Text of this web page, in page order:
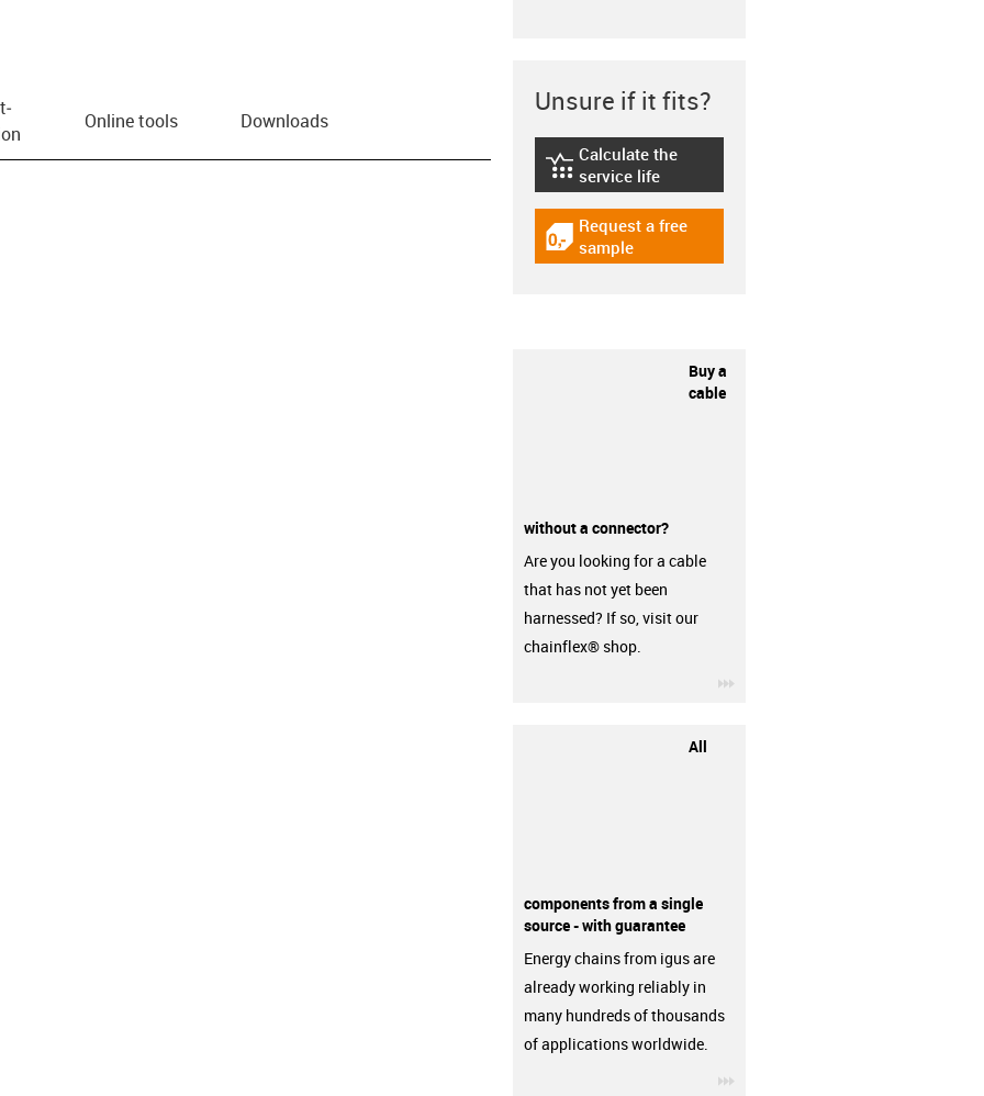
Online tools Downloads
Unsure if it fits?
igus-icon-lebensdauerrechner
Calculate the
service life
igus-icon-gratismuster
Request a free
sample
Buy a
cable
without a connector?
Are you looking for a cable
that has not yet been
harnessed? If so, visit our
chainflex® shop.
All
components from a single
source - with guarantee
Energy chains from igus are
already working reliably in
many hundreds of thousands
of applications worldwide.